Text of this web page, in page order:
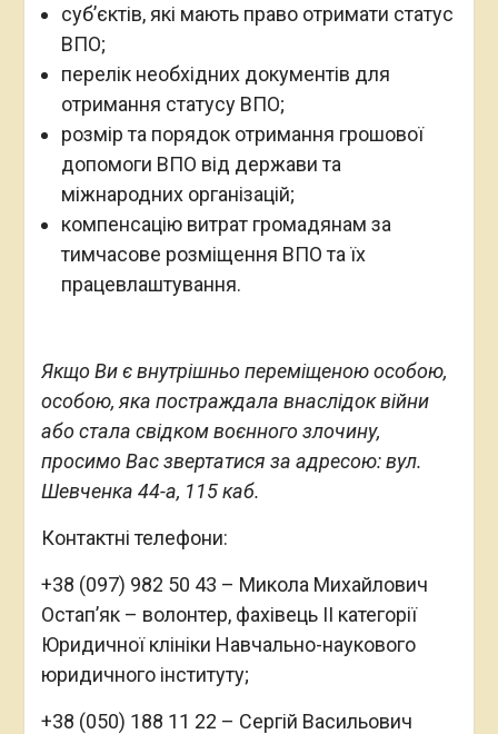
суб’єктів, які мають право отримати статус
ВПО;
перелік необхідних документів для
отримання статусу ВПО;
розмір та порядок отримання грошової
допомоги ВПО від держави та
міжнародних організацій;
компенсацію витрат громадянам за
тимчасове розміщення ВПО та їх
працевлаштування.
Якщо Ви є внутрішньо переміщеною особою,
особою, яка постраждала внаслідок війни
або стала свідком воєнного злочину,
просимо Вас звертатися за адресою: вул.
Шевченка 44-а, 115 каб.
Контактні телефони:
+38 (097) 982 50 43 – Микола Михайлович
Остап’як – волонтер, фахівець ІІ категорії
Юридичної клініки Навчально-наукового
юридичного інституту;
+38 (050) 188 11 22 – Сергій Васильович